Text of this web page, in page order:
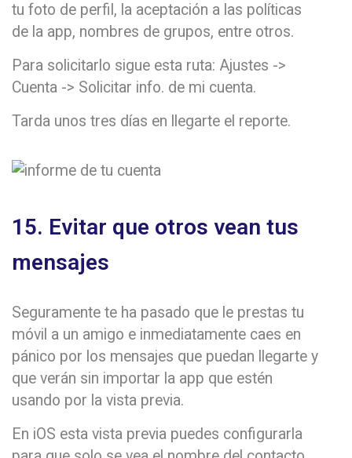
tu foto de perfil, la aceptación a las políticas
de la app, nombres de grupos, entre otros.
Para solicitarlo sigue esta ruta: Ajustes ->
Cuenta -> Solicitar info. de mi cuenta.
Tarda unos tres días en llegarte el reporte.
15. Evitar que otros vean tus
mensajes
Seguramente te ha pasado que le prestas tu
móvil a un amigo e inmediatamente caes en
pánico por los mensajes que puedan llegarte y
que verán sin importar la app que estén
usando por la vista previa.
En iOS esta vista previa puedes configurarla